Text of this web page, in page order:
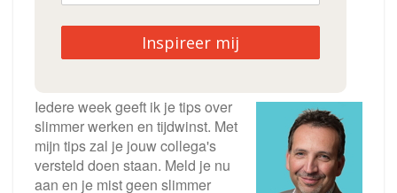
Inspireer mij
Iedere week geeft ik je tips over
slimmer werken en tijdwinst. Met
mijn tips zal je jouw collega's
versteld doen staan. Meld je nu
aan en je mist geen slimmer